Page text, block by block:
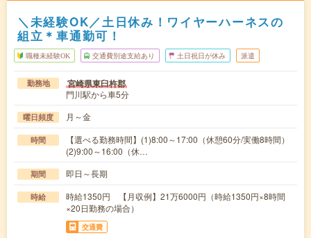
＼未経験OK／土日休み！ワイヤーハーネスの
組立＊車通勤可！
職種未経験OK 交通費別途支給あり 土日祝日が休み 派遣
勤務地 宮崎県東臼杵郡
門川駅から車5分
曜日頻度 月～金
時間
【選べる勤務時間】(1)8:00～17:00（休憩60分/実働8時間）
(2)9:00～16:00（休…
期間 即日～長期
時給
時給1350円 【月収例】21万6000円（時給1350円×8時間
×20日勤務の場合）
交通費